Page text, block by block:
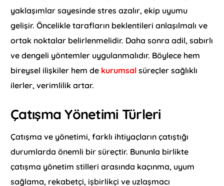
yaklaşımlar sayesinde stres azalır, ekip uyumu
gelişir. Öncelikle tarafların beklentileri anlaşılmalı ve
ortak noktalar belirlenmelidir. Daha sonra adil, sabırlı
ve dengeli yöntemler uygulanmalıdır. Böylece hem
bireysel ilişkiler hem de kurumsal süreçler sağlıklı
ilerler, verimlilik artar.
Çatışma Yönetimi Türleri
Çatışma ve yönetimi, farklı ihtiyaçların çatıştığı
durumlarda önemli bir süreçtir. Bununla birlikte
çatışma yönetim stilleri arasında kaçınma, uyum
sağlama, rekabetçi, işbirlikçi ve uzlaşmacı